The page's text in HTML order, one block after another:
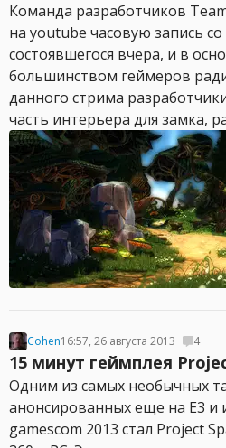
Команда разработчиков
на youtube часовую запись
состоявшегося вчера, и в
большинством геймеров
данного стрима
часть интерьера для замка,
Cohen16:57, 26 августа 2013 4
15 минут геймплея
Одним из самых необычных
анонсированных еще на E3 и
gamescom 2013 стал Project